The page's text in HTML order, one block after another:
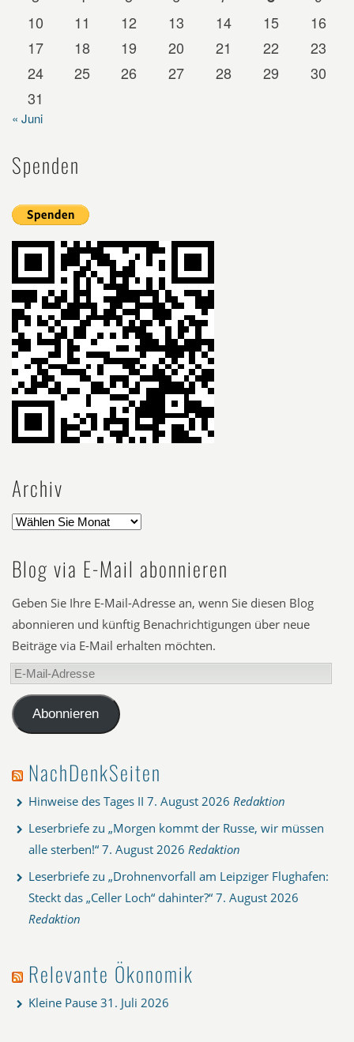
10
11 12 13 14 15
16
17
18 19 20 21 22
23
24
25 26 27 28 29
30
31
« Juni
Spenden
Archiv
Blog via E-Mail abonnieren
Geben Sie Ihre E-Mail-Adresse an, wenn Sie diesen Blog
abonnieren und künftig Benachrichtigungen über neue
Beiträge via E-Mail erhalten möchten.
E-
Mail-
AdresseAbonnieren
NachDenkSeiten
Hinweise des Tages II 7. August 2026 Redaktion
Leserbriefe zu „Morgen kommt der Russe, wir müssen
alle sterben!“ 7. August 2026 Redaktion
Leserbriefe zu „Drohnenvorfall am Leipziger Flughafen:
Steckt das „Celler Loch“ dahinter?“ 7. August 2026
Redaktion
Relevante Ökonomik
Kleine Pause 31. Juli 2026